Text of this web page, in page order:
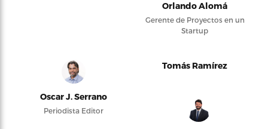
Orlando Alomá
Gerente de Proyectos en un
Startup
Oscar J. Serrano
Periodista Editor
Tomás Ramírez